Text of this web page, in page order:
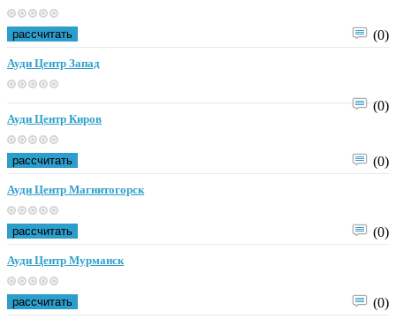
(0)
рассчитать
Ауди Центр Запад
(0)
Ауди Центр Киров
(0)
рассчитать
Ауди Центр Магнитогорск
(0)
рассчитать
Ауди Центр Мурманск
(0)
рассчитать